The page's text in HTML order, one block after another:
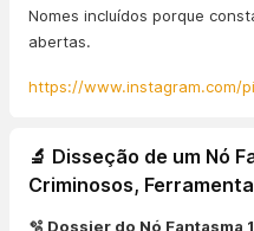
Nomes incluídos porque
abertas.
https://www.instagram.com/
🔬 Disseção de um Nó
Criminosos,
🫧 Dossier do Nó Fantasma